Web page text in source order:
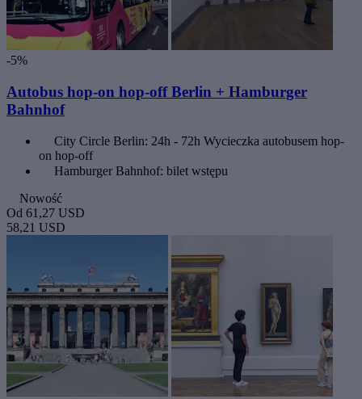
-5%
Autobus hop-on hop-off Berlin + Hamburger
Bahnhof
City Circle Berlin: 24h - 72h Wycieczka autobusem hop-
on hop-off
Hamburger Bahnhof: bilet wstępu
Nowość
Od 61,27 USD
58,21 USD